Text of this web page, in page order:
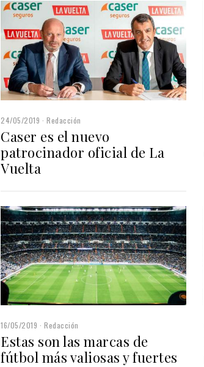
24/05/2019 Redacción
Caser es el nuevo
patrocinador oficial de La
Vuelta
16/05/2019 Redacción
Estas son las marcas de
fútbol más valiosas y fuertes